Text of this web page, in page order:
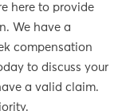
here to provide
We have a
compensation
to discuss your
a valid claim.